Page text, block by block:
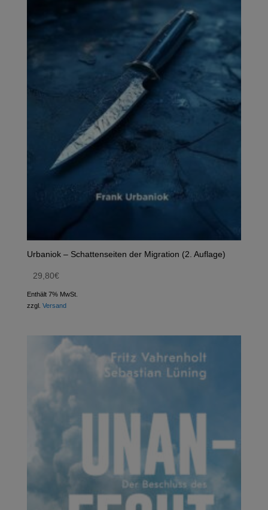
Urbaniok – Schattenseiten der Migration (2. Auflage)
29,80€
Enthält 7% MwSt.
zzgl. Versand